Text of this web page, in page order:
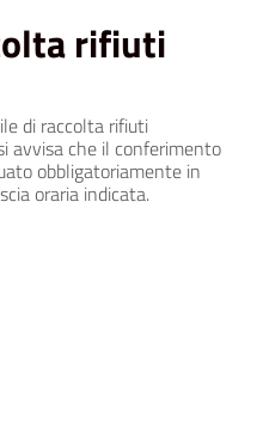
rifiuti
di raccolta rifiuti
avvisa che il conferimento
obbligatoriamente in
oraria indicata.